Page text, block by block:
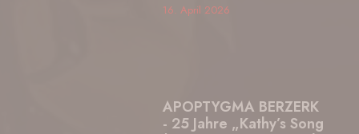
16. April 2026
APOPTYGMA BERZERK
- 25 Jahre „Kathy’s Song